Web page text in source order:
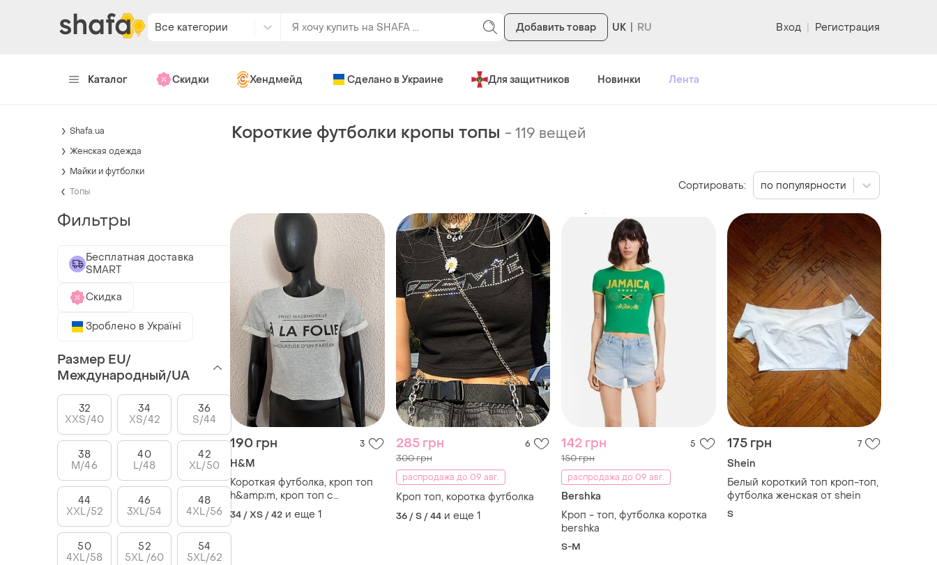
Все категории Добавить товар UK Вход | Регистрация
Каталог Скидки Хендмейд Сделано в Украине Для защитников Новинки Лента
Короткие футболки кропы топы -119 вещей
190 грн 3
H&M
Короткая футболка, кроп топ
h&amp;m, кроп топ с
надписью, серого цвета, кроп
топ футболка
короткая,женский кроп-топ
34 / XS / 42 и еще 1
285 грн 6
300 грн
распродажа до 09 авг.
Кроп топ, коротка футболка
36 / S / 44 и еще 1
142 грн 5
150 грн
распродажа до 09 авг.
Bershka
Кроп - топ, футболка коротка
bershka
S-M
175 грн 7
Shein
Белый короткий топ кроп-топ,
футболка женская от shein
S
Сортировать: по популярности
Shafa.ua
Женская одежда
Майки и футболки
Топы
Фильтры
Бесплатная доставка
SMART
Скидка
Зроблено в Україні
Размер EU/
Международный/UA
32
XXS/40
34
XS/42
36
S/44
38
M/46
40
L/48
42
XL/50
44
XXL/52
46
3XL/54
48
4XL/56
50
4XL/58
52
5XL /60
54
5XL/62